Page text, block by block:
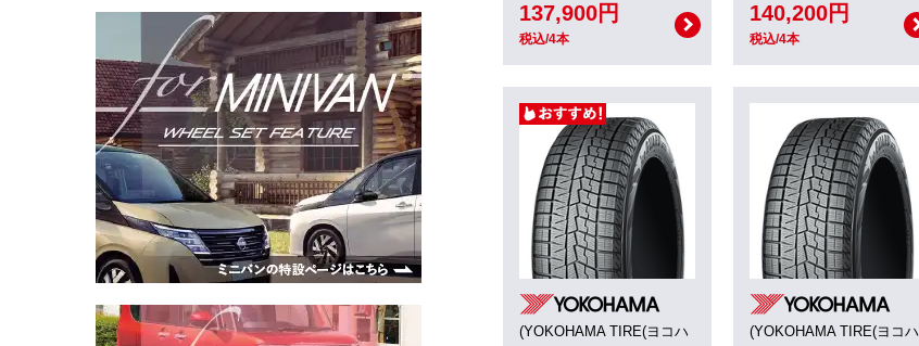
137,900円
税込/4本
140,200円
税込/4本
(YOKOHAMA TIRE(ヨコハ
(YOKOHAMA TIRE(ヨコハ